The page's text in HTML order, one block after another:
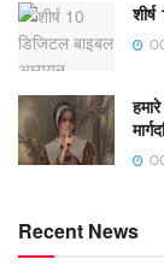
Recent News